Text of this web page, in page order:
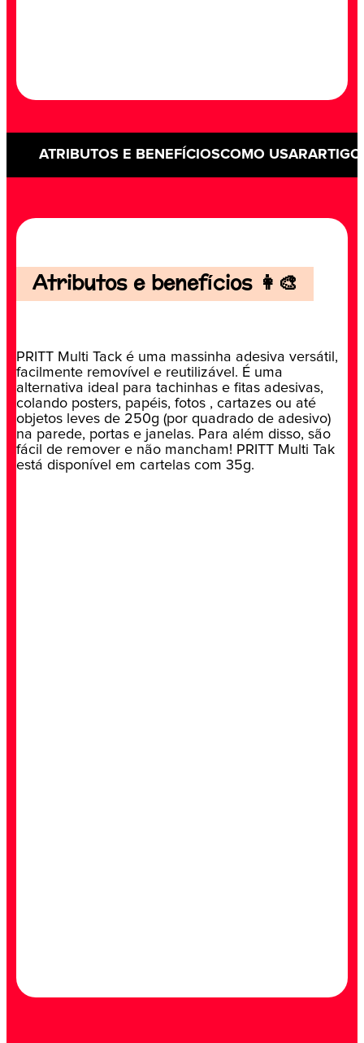
ATRIBUTOS E BENEFÍCIOSCOMO USAR
Atributos e benefícios 👩‍🎨
PRITT Multi Tack é uma massinha adesiva versátil,
facilmente removível e reutilizável. É uma
alternativa ideal para tachinhas e fitas adesivas,
colando posters, papéis, fotos , cartazes ou até
objetos leves de 250g (por quadrado de adesivo)
na parede, portas e janelas. Para além disso, são
fácil de remover e não mancham! PRITT Multi Tak
está disponível em cartelas com 35g.